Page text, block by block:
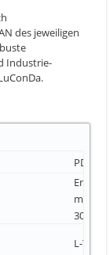
des jeweiligen
Industrie-
PDF-
mit 7/8
300, X-
L-